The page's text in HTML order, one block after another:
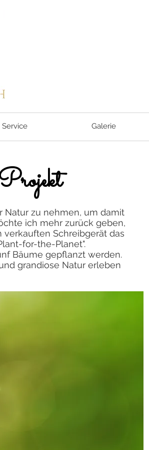
Service Galerie
Natur zu nehmen, um damit
ich mehr zurück geben,
Schreibgerät das
for-the-Planet".
Bäume gepflanzt werden.
grandiose Natur erleben